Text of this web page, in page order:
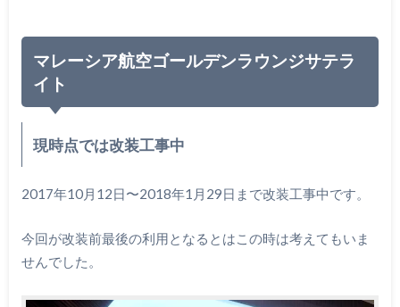
マレーシア航空ゴールデンラウンジサテラ
イト
現時点では改装工事中
2017年10月12日〜2018年1月29日まで改装工事中です。
今回が改装前最後の利用となるとはこの時は考えてもいま
せんでした。